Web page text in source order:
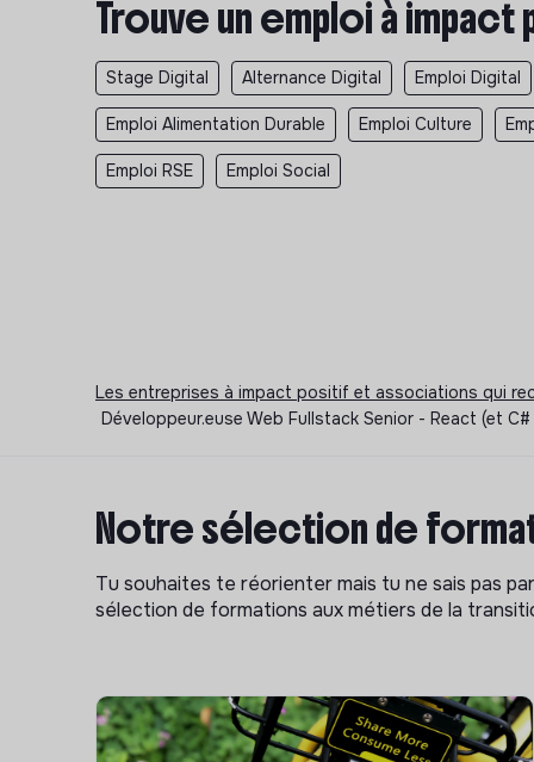
Trouve un emploi à
Stage Digital Alternance Digital Emploi Digital
Emploi Alimentation Durable Emploi Culture
Emploi RSE Emploi Social
Les entreprises à impact positif et associations qui
Développeur.euse Web Fullstack Senior - React (et
Notre sélection de
Tu souhaites te réorienter mais tu ne sais pas
sélection de formations aux métiers de la